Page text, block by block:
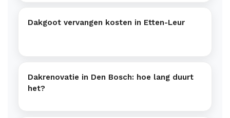
Dakgoot vervangen kosten in Etten-Leur
Dakrenovatie in Den Bosch: hoe lang duurt
het?